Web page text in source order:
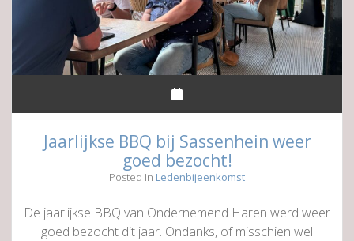
Jaarlijkse BBQ bij Sassenhein weer
goed bezocht!
Posted in Ledenbijeenkomst
De jaarlijkse BBQ van Ondernemend Haren werd weer
goed bezocht dit jaar. Ondanks, of misschien wel